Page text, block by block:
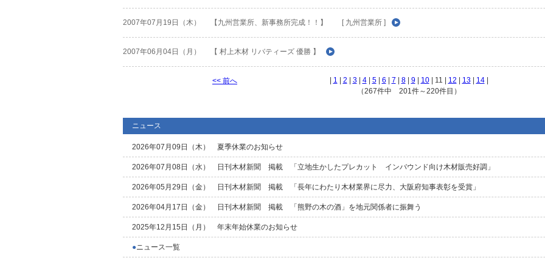
2007年07月19日（木） 【九州営業所、新事務所完成！！】 [ 九州営業所 ]
2007年06月04日（月） 【 村上木材 リバティーズ 優勝 】
<< 前へ 1 2 3| 4| 5| 6 7 8| 9| 10| 11 | 12 13| 14|
（267件中 201件～220件目）
ニュース
2026年07月09日（木） 夏季休業のお知らせ
2026年07月08日（水） 日刊木材新聞 掲載 「立地生かしたプレカット インバウンド向け木材販売好調」
2026年05月29日（金） 日刊木材新聞 掲載 「長年にわたり木材業界に尽力、大阪府知事表彰を受賞」
2026年04月17日（金） 日刊木材新聞 掲載 「熊野の木の酒」を地元関係者に振舞う
2025年12月15日（月） 年末年始休業のお知らせ
●ニュース一覧